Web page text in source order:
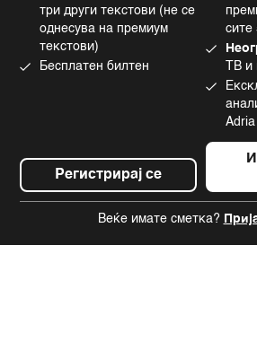
три други текстови (не се
однесува на премиум
текстови)
Бесплатен билтен
Регистрирај се
сите
ТВ
Adria
Веќе имате сметка?
Употреба на вештачка интелигенција
Tiktok
©2022 - 2026 Bloomberg L.P. All Rights
BLOOMBERG logo are registered
Bloomberg Finance L.P. or its subsidiaries,
Bloomberg Adria is a Mtel Swiss
News CMS by Cubes